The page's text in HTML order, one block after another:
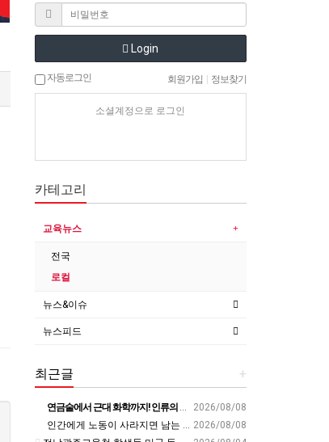
Login
자동로그인 회원가입 정보찾기
소셜계정으로 로그인
카테고리
교육뉴스
전국
로컬
뉴스&이슈
뉴스피드
+
최근글
2026/08/08
연금술에서 근대 화학까지! 인류의 운명을 바꾼 위대한 발견 : 생각하는 청소년을 위한 과학 시리즈 2부(feat.박문호 박사)
2026/08/08
인간에게 노동이 사라지면 남는 가치